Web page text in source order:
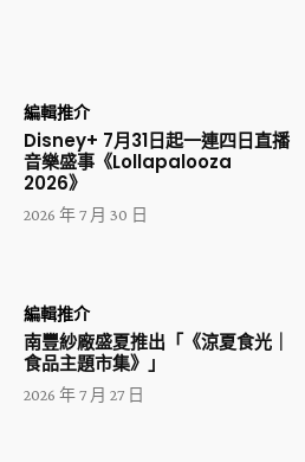
編輯推介
Disney+ 7月31日起一連四日直播
音樂盛事《Lollapalooza
2026》
2026 年 7 月 30 日
編輯推介
南豐紗廠盛夏推出「《涼夏食光｜
食品主題市集》」
2026 年 7 月 27 日